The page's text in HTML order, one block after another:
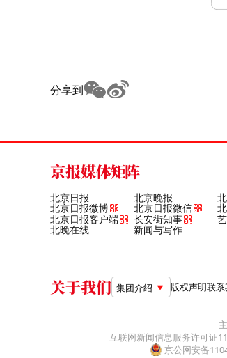
分享到
京报媒体矩阵
北京日报 北京晚报
北京日报微博 北京日报微信
北京日报客户端
长安街知事
北晚在线 新闻与写作
关于我们 集团介绍 版权声明联系
互联网新闻信息服务许可证
京公网安备